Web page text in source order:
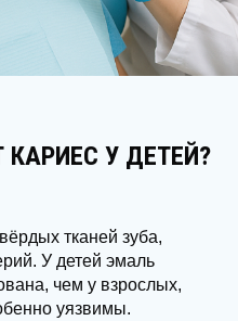
У ДЕТЕЙ?
тканей зуба,
У детей эмаль
чем у взрослых,
уязвимы.